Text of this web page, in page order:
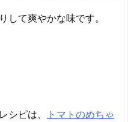
して爽やかな味です。
シピは、
トマトのめちゃ